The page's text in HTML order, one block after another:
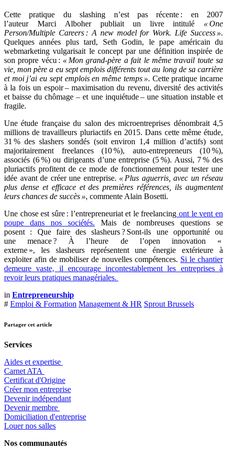
Cette pratique du slashing n’est pas récente : en 2007
l’auteur Marci Alboher publiait un livre intitulé « One
Person/Multiple Careers : A new model for Work. Life Success ».
Quelques années plus tard, Seth Godin, le pape américain du
webmarketing vulgarisait le concept par une définition inspirée de
son propre vécu : « Mon grand-père a fait le même travail toute sa
vie, mon père a eu sept emplois différents tout au long de sa carrière
et moi j’ai eu sept emplois en même temps ». Cette pratique incarne
à la fois un espoir – maximisation du revenu, diversité des activités
et baisse du chômage – et une inquiétude – une situation instable et
fragile.
Une étude française du salon des microentreprises dénombrait 4,5
millions de travailleurs pluriactifs en 2015. Dans cette même étude,
31 % des slashers sondés (soit environ 1,4 million d’actifs) sont
majoritairement freelances (10 %), auto-entrepreneurs (10 %),
associés (6 %) ou dirigeants d’une entreprise (5 %). Aussi, 7 % des
pluriactifs profitent de ce mode de fonctionnement pour tester une
idée avant de créer une entreprise. « Plus aguerris, avec un réseau
plus dense et efficace et des premières références, ils augmentent
leurs chances de succès », commente Alain Bosetti.
Une chose est sûre : l’entrepreneuriat et le freelancing ont le vent en
poupe dans nos sociétés. Mais de nombreuses questions se
posent : Que faire des slasheurs ? Sont-ils une opportunité ou
une menace ? À l’heure de l’open innovation «
externe », les slasheurs représentent une énergie extérieure à
exploiter afin de mobiliser de nouvelles compétences. Si le chantier
demeure vaste, il encourage incontestablement les entreprises à
revoir leurs pratiques managériales.
in Entrepreneurship
# Emploi & Formation Management & HR Sprout Brussels
Partager cet article
Services
Aides et expertise
​Carnet ATA
Certificat d'Origine
Créer mon entreprise
Devenir indépendant
Devenir membre
​Domiciliation d'entreprise
Louer nos salles
Nos communautés